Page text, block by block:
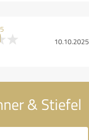
10.10.2025
& Stiefel